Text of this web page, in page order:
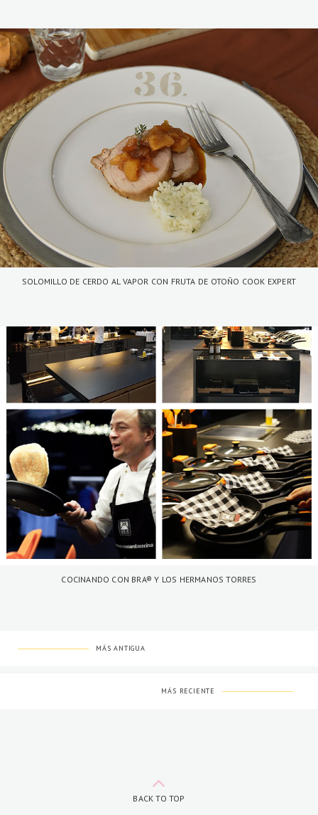
SOLOMILLO DE CERDO AL VAPOR CON FRUTA DE OTOÑO COOK EXPERT
COCINANDO CON BRA® Y LOS HERMANOS TORRES
MÁS ANTIGUA
MÁS RECIENTE
BACK TO TOP